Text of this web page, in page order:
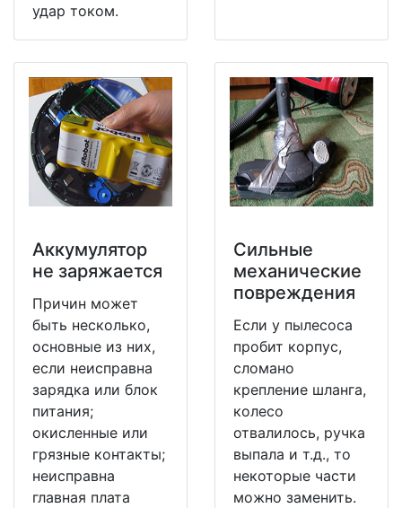
удар током.
Аккумулятор
не заряжается
Причин может
быть несколько,
основные из них,
если неисправна
зарядка или блок
питания;
окисленные или
грязные контакты;
неисправна
главная плата
Сильные
механические
повреждения
Если у пылесоса
пробит корпус,
сломано
крепление шланга,
колесо
отвалилось, ручка
выпала и т.д., то
некоторые части
можно заменить.